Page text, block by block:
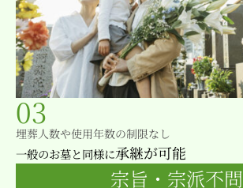
03
埋葬人数や使用年数の制限なし
一般のお墓と同様に承継が可能
宗旨・宗派不問